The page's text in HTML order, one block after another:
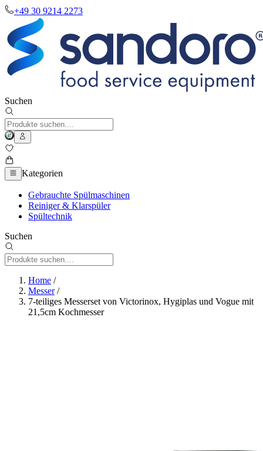
+49 30 9214 2273
Suchen
Kategorien
Gebrauchte Spülmaschinen
Reiniger & Klarspüler
Spültechnik
Suchen
Home /
Messer/
7-teiliges Messerset von Victorinox, Hygiplas und Vogue mit
21,5cm Kochmesser